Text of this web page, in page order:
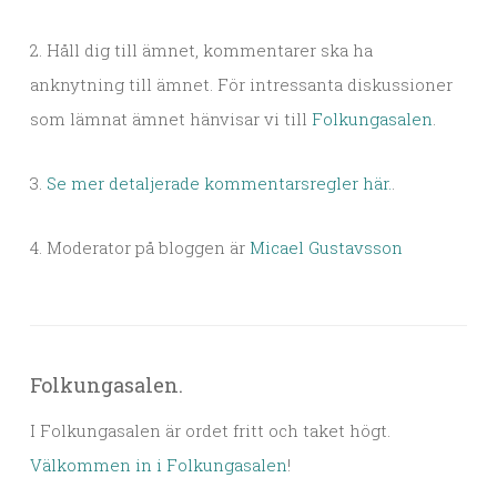
2. Håll dig till ämnet, kommentarer ska ha
anknytning till ämnet. För intressanta diskussioner
som lämnat ämnet hänvisar vi till Folkungasalen.
3. Se mer detaljerade kommentarsregler här..
4. Moderator på bloggen är Micael Gustavsson
Folkungasalen.
I Folkungasalen är ordet fritt och taket högt.
Välkommen in i Folkungasalen!